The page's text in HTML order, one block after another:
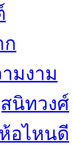
มงาม
นิทวงศ์
อไหนดี